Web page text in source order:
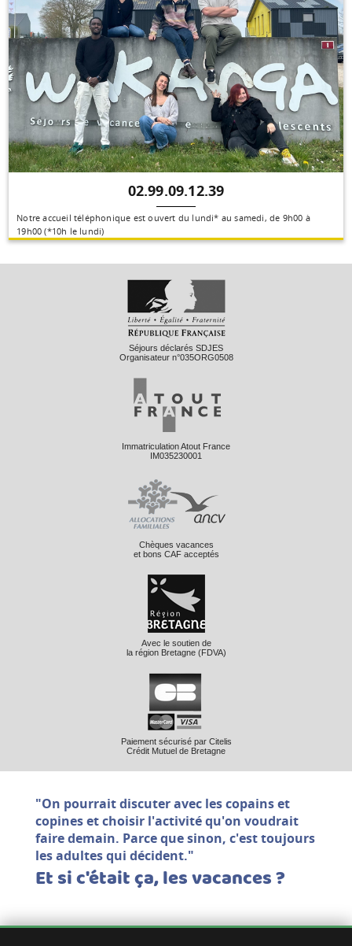
02.99.09.12.39
Notre accueil téléphonique est ouvert du lundi* au samedi, de 9h00 à
19h00 (*10h le lundi)
Séjours déclarés SDJES
Organisateur n°035ORG0508
Immatriculation Atout France
IM035230001
Chèques vacances
et bons CAF acceptés
Avec le soutien de
la région Bretagne (FDVA)
Paiement sécurisé par Citelis
Crédit Mutuel de Bretagne
"On pourrait discuter avec les copains et
copines et choisir l'activité qu'on voudrait
faire demain. Parce que sinon, c'est toujours
les adultes qui décident."
Et si c'était ça, les vacances ?